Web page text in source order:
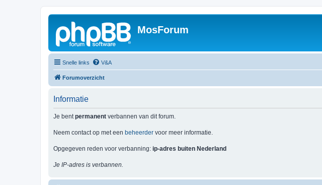
MosForum
Snelle links V&A
Forumoverzicht
Informatie
Je bentpermanent verbannen van dit forum.
Neem contact op met een beheerder voor meer informatie.
Opgegeven reden voor verbanning: ip-adres buiten Nederland
Je IP-adres is verbannen.